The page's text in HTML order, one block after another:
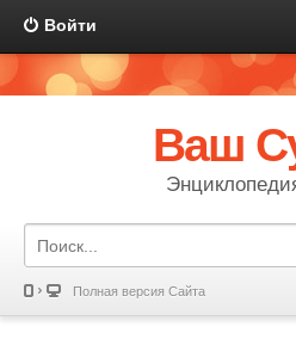
Войти
Ваш
Полная версия Сайта